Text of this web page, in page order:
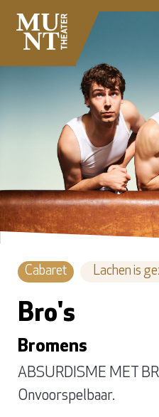
Cabaret Lachen is
Bro's
Bromens
ABSURDISME MET
Onvoorspelbaar.